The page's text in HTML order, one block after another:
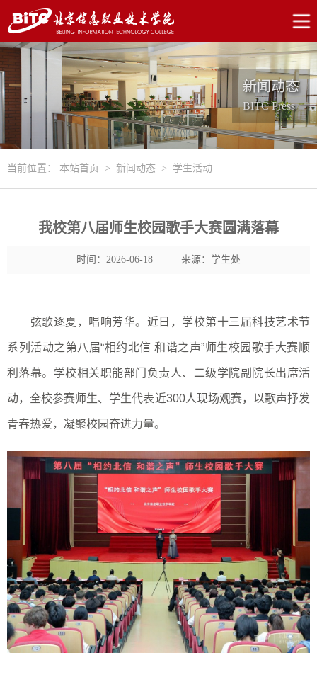
新闻动态
BITC Press
当前位置： 本站首页 > 新闻动态 > 学生活动
我校第八届师生校园歌手大赛圆满落幕
时间：2026-06-18 来源：学生处
弦歌逐夏，唱响芳华。近日，学校第十三届科技艺术节
系列活动之第八届“相约北信 和谐之声”师生校园歌手大赛顺
利落幕。学校相关职能部门负责人、二级学院副院长出席活
动，全校参赛师生、学生代表近300人现场观赛，以歌声抒发
青春热爱，凝聚校园奋进力量。